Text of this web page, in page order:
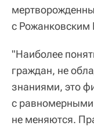
с Рожанковским
"Наиболее
граждан, не
знаниями, это
с
не меняются.